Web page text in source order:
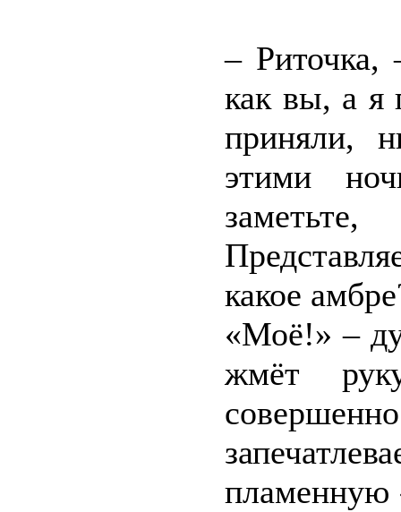
–
как вы, а я
приняли,
этими
какое
«Моё!» –
жмёт
пламенную